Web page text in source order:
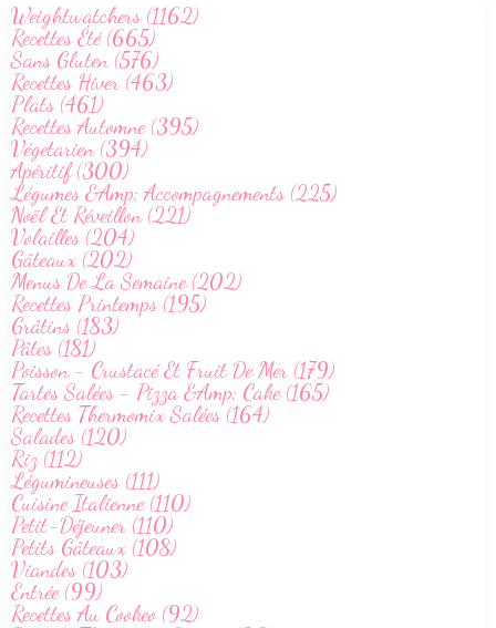
Weightwatchers (1162)
Recettes Été (665)
Sans Gluten (576)
Recettes Hiver (463)
Plats (461)
Recettes Automne (395)
Végetarien (394)
Apéritif (300)
Légumes &Amp; Accompagnements (225)
Noël Et Réveillon (221)
Volailles (204)
Gâteaux (202)
Menus De La Semaine (202)
Recettes Printemps (195)
Grâtins (183)
Pâtes (181)
Poisson - Crustacé Et Fruit De Mer (179)
Tartes Salées - Pizza &Amp; Cake (165)
Recettes Thermomix Salées (164)
Salades (120)
Riz (112)
Légumineuses (111)
Cuisine Italienne (110)
Petit-Déjeuner (110)
Petits Gâteaux (108)
Viandes (103)
Entrée (99)
Recettes Au Cookeo (92)